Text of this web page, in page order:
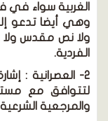
الغربية سواء في
وهي أيضا تدعو
ولا نص مقدس ولا
الفردية.
2- العصرانية :
لتتوافق مع
والمرجعية